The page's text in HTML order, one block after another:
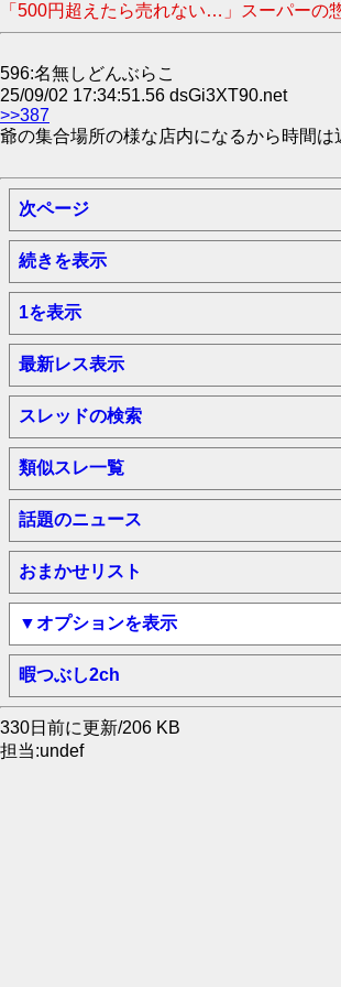
「500円超えたら売れない…」スーパー
596:名無しどんぶらこ
25/09/02 17:34:51.56 dsGi3XT90.net
>>387
爺の集合場所の様な店内になるから時間は
次ページ
続きを表示
1を表示
最新レス表示
スレッドの検索
類似スレ一覧
話題のニュース
おまかせリスト
▼オプションを表示
暇つぶし2ch
330日前に更新/206 KB
担当:undef